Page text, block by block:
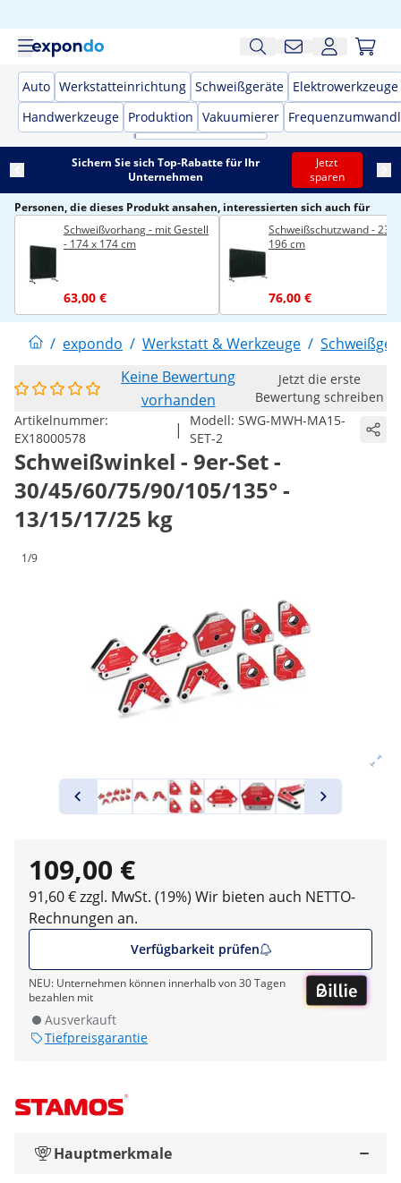
Auto Werkstatteinrichtung Schweißgeräte Elektrowerkzeuge
Handwerkzeuge Produktion Vakuumierer
Sichern Sie sich Top-Rabatte für Ihr
Unternehmen
Jetzt
sparen
Personen, die dieses Produkt ansahen, interessierten sich auch für
Schweißvorhang - mit Gestell
- 174 x 174 cm
63,00 €
Schweißschutzwand - 239
196 cm
76,00 €
/ expondo / Werkstatt & Werkzeuge /
Keine Bewertung
vorhanden
Jetzt die erste
Bewertung schreiben
Artikelnummer:
EX18000578
| Modell: SWG-MWH-MA15-
SET-2
Schweißwinkel - 9er-Set -
30/45/60/75/90/105/135° -
13/15/17/25 kg
1/9
109,00 €
91,60 € zzgl. MwSt. (19%) Wir bieten auch NETTO-
Rechnungen an.
Verfügbarkeit prüfen
NEU: Unternehmen können innerhalb von 30 Tagen
bezahlen mit
Ausverkauft
Tiefpreisgarantie
Hauptmerkmale